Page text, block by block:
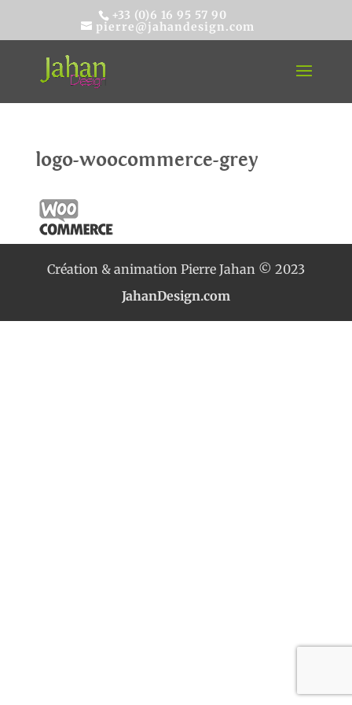
+33 (0)6 16 95 57 90
pierre@jahandesign.com
logo-woocommerce-grey
Création & animation Pierre Jahan © 2023
JahanDesign.com